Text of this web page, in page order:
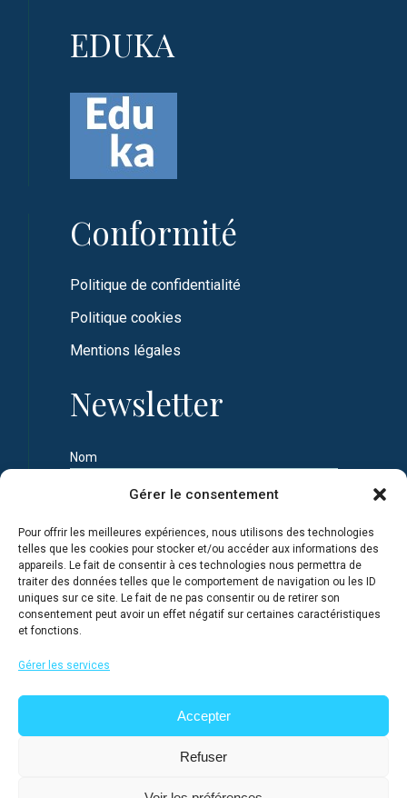
Gérer le consentement
Pour offrir les meilleures expériences, nous utilisons des technologies
telles que les cookies pour stocker et/ou accéder aux informations des
appareils. Le fait de consentir à ces technologies nous permettra de
traiter des données telles que le comportement de navigation ou les ID
uniques sur ce site. Le fait de ne pas consentir ou de retirer son
consentement peut avoir un effet négatif sur certaines caractéristiques
et fonctions.
Gérer les services
Accepter
Refuser
EDUKA
Conformité
Politique de confidentialité
Politique cookies
Mentions légales
Newsletter
Nom
Adresse e-mail
confidentialité du site